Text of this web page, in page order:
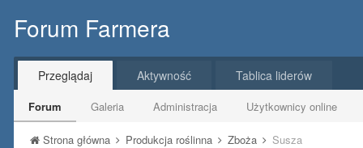
Forum Farmera
Przeglądaj
Forum Galeria Administracja Użytkownicy online
Aktywność Tablica liderów
Strona główna Produkcja roślinna Zboża Susza